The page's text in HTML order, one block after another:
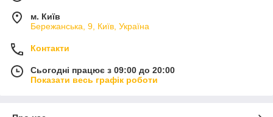
м. Київ
Бережанська, 9, Київ, Україна
Контакти
Сьогодні працює з 09:00 до 20:00
Показати весь графік роботи